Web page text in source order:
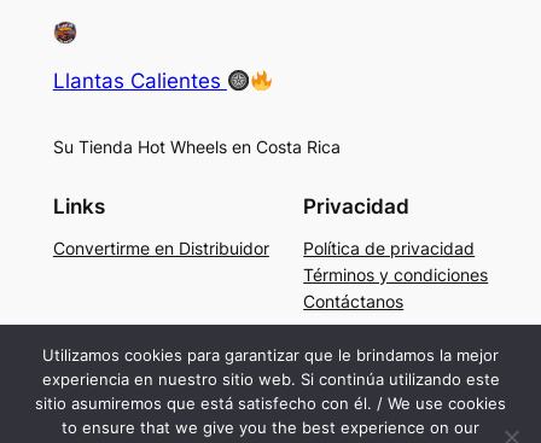
Llantas Calientes
Su Tienda Hot Wheels en Costa Rica
Links
Convertirme en Distribuidor
Privacidad
Política de privacidad
Términos y condiciones
Contáctanos
Social
Facebook
Instagram
Utilizamos cookies para garantizar que le brindamos la mejor
experiencia en nuestro sitio web. Si continúa utilizando este
sitio asumiremos que está satisfecho con él. / We use cookies
to ensure that we give you the best experience on our